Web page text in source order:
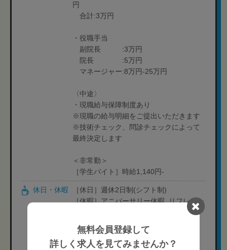
円
合計:3万円
・役職手当
副院長 :3万円
院長 :5万円
マネージャー:8万円-25万円
〈中途〉
・現職給与保障制度あり
※現職の給与明細をご提出いただきます
※技術チェック、問診チェックによって
最終決定します
＜非常勤＞
［学生バイト］時給1,140円-
休日・休暇
［休日］週休2日制(シフト制)
［休暇］アニバーサリー休暇, リフレッシ
※有給休暇は法定通り支給
［年間休日］選択制（110日、120日）
［備考］
無料会員登録して
詳しく求人を見てみませんか？